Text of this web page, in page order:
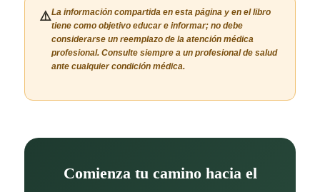
⚠️La información compartida en esta página y en el libro
tiene como objetivo educar e informar; no debe
considerarse un reemplazo de la atención médica
profesional. Consulte siempre a un profesional de salud
ante cualquier condición médica.
Comienza tu camino hacia el